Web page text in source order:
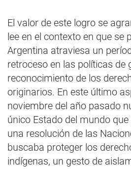
El valor de este logro se
lee en el contexto en que se
Argentina atraviesa un
retroceso en las políticas de
reconocimiento de los
originarios. En este último
noviembre del año pasado
único Estado del mundo
una resolución de las
buscaba proteger los
indígenas, un gesto de